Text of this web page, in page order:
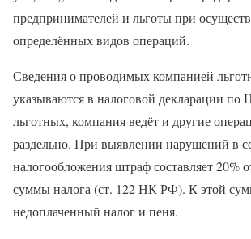
предпринимателей и льготы при
определённых видов операций.
Сведения о проводимых компанией
указываются в налоговой декларации
льготных, компания ведёт и другие
раздельно. При выявлении нарушений в
налогообложения штраф составляет 20%
суммы налога (ст. 122 НК РФ). К этой
недоплаченный налог и пеня.